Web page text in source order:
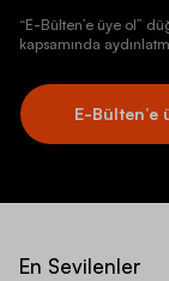
“E-Bülten’e üye ol”
kapsamında
E-Bülten’e
En Sevilenler